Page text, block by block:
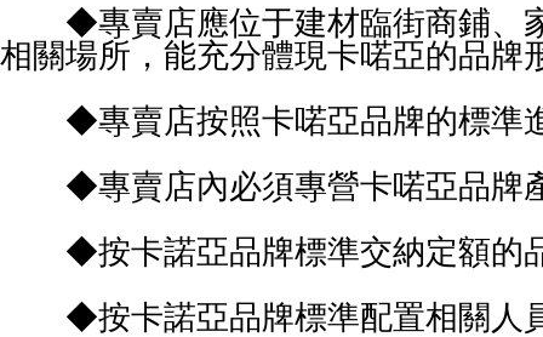
◆專賣店應位于建材臨街商鋪、
相關場所，能充分體現卡喏亞的品牌
◆專賣店按照卡喏亞品牌的標準
◆專賣店內必須專營卡喏亞品牌
◆按卡諾亞品牌標準交納定額的
◆按卡諾亞品牌標準配置相關人